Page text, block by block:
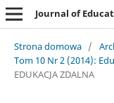
Journal of
Strona domowa /
Tom 10 Nr 2 (2014):
EDUKACJA ZDALNA